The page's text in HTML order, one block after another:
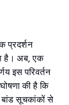
प्रदर्शन
है। अब, एक
इस परिवर्तन
की है कि
बांड सूचकांकों से